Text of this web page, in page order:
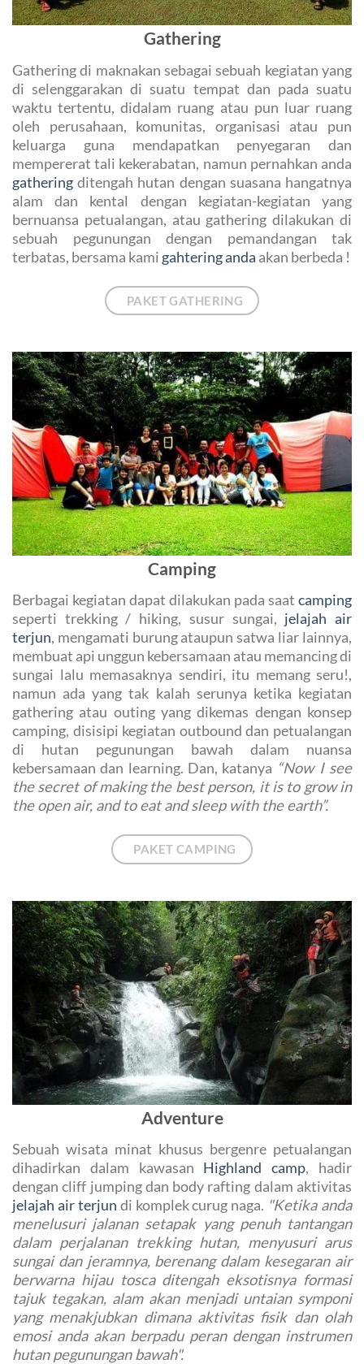
Gathering
Gathering di maknakan sebagai sebuah kegiatan yang
di selenggarakan di suatu tempat dan pada suatu
waktu tertentu, didalam ruang atau pun luar ruang
oleh perusahaan, komunitas, organisasi atau pun
keluarga guna mendapatkan penyegaran dan
mempererat tali kekerabatan, namun pernahkan anda
gathering ditengah hutan dengan suasana hangatnya
alam dan kental dengan kegiatan-kegiatan yang
bernuansa petualangan, atau gathering dilakukan di
sebuah pegunungan dengan pemandangan tak
terbatas, bersama kami gahtering anda akan berbeda !
PAKET GATHERING
Camping
Berbagai kegiatan dapat dilakukan pada saat camping
seperti trekking / hiking, susur sungai, jelajah air
terjun, mengamati burung ataupun satwa liar lainnya,
membuat api unggun kebersamaan atau memancing di
sungai lalu memasaknya sendiri, itu memang seru!,
namun ada yang tak kalah serunya ketika kegiatan
gathering atau outing yang dikemas dengan konsep
camping, disisipi kegiatan outbound dan petualangan
di hutan pegunungan bawah dalam nuansa
kebersamaan dan learning. Dan, katanya “Now I see
the secret of making the best person, it is to grow in
the open air, and to eat and sleep with the earth”.
PAKET CAMPING
Adventure
Sebuah wisata minat khusus bergenre petualangan
dihadirkan dalam kawasan Highland camp, hadir
dengan cliff jumping dan body rafting dalam aktivitas
jelajah air terjun di komplek curug naga. "Ketika anda
menelusuri jalanan setapak yang penuh tantangan
dalam perjalanan trekking hutan, menyusuri arus
sungai dan jeramnya, berenang dalam kesegaran air
berwarna hijau tosca ditengah eksotisnya formasi
tajuk tegakan, alam akan menjadi untaian symponi
yang menakjubkan dimana aktivitas fisik dan olah
emosi anda akan berpadu peran dengan instrumen
hutan pegunungan bawah".